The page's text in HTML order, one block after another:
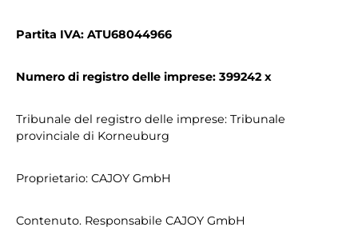
Partita IVA: ATU68044966
Numero di registro delle imprese: 399242 x
Tribunale del registro delle imprese: Tribunale
provinciale di Korneuburg
Proprietario: CAJOY GmbH
Contenuto. Responsabile CAJOY GmbH